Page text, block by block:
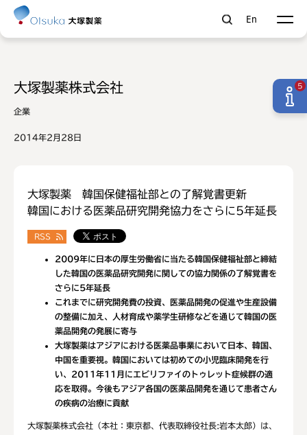
En
大塚製薬株式会社
企業
2014年2月28日
大塚製薬 韓国保健福祉部との了解覚書更新
韓国における医薬品研究開発協力をさらに5年延長
RSS
2009年に日本の厚生労働省に当たる韓国保健福祉部と締結
した韓国の医薬品研究開発に関しての協力関係の了解覚書を
さらに5年延長
これまでに研究開発費の投資、医薬品開発の促進や生産設備
の整備に加え、人材育成や薬学生研修などを通じて韓国の医
薬品開発の発展に寄与
大塚製薬はアジアにおける医薬品事業において日本、韓国、
中国を重要視。韓国においては初めての小児臨床開発を行
い、2011年11月にエビリファイのトゥレット症候群の適
応を取得。今後もアジア各国の医薬品開発を通じて患者さん
の疾病の治療に貢献
大塚製薬株式会社（本社：東京都、代表取締役社長:岩本太郎）は、
5